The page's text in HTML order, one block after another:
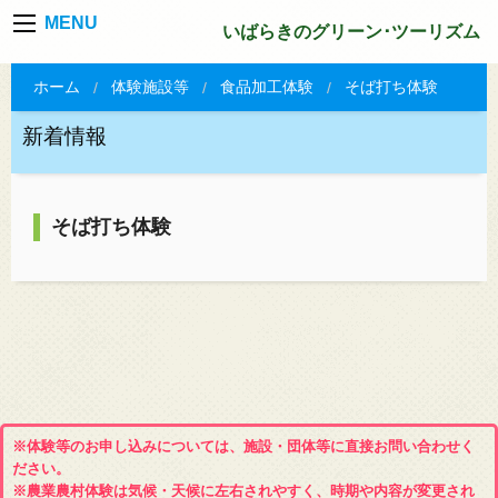
MENU いばらきのグリーン･ツーリズム
ホーム 体験施設等 食品加工体験 そば打ち体験
新着情報
そば打ち体験
※体験等のお申し込みについては、施設・団体等に直接お問い合わせく
ださい。
※農業農村体験は気候・天候に左右されやすく、時期や内容が変更され